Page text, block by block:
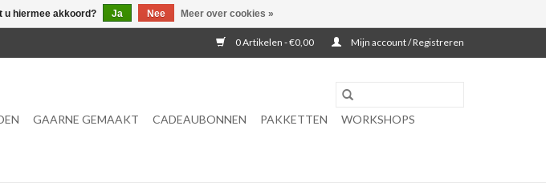
0 Artikelen - €0,00 Mijn account / Registreren
GAARNE GEMAAKT CADEAUBONNEN PAKKETTEN
WORKSHOPS
u hiermee akkoord? Ja Nee Meer over cookies »